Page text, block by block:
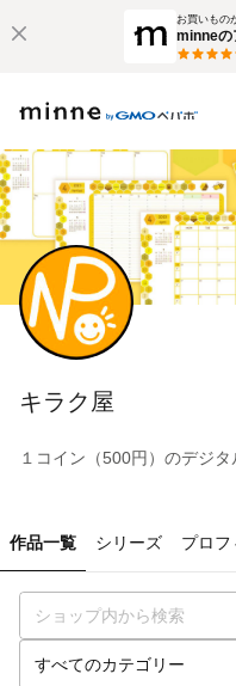
お買いもの
minneの
キラク屋
１コイン（500円）のデジ
作品一覧 シリーズ プロフ